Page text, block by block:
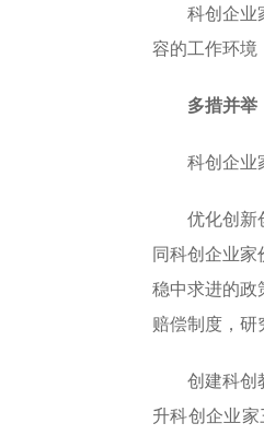
科创企业
容的工作环境
多措并举
科创企业
优化创新
同科创企业
稳中求进的政
赔偿制度，研
创建科创
升科创企业